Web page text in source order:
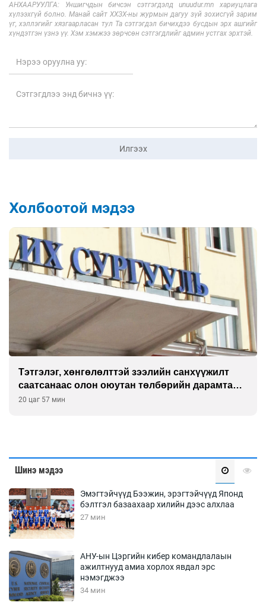
АНХААРУУЛГА: Уншигчдын бичсэн сэтгэгдэлд unuudur.mn хариуцлага
хүлээхгүй болно. Манай сайт ХХЗХ-ны журмын дагуу зүй зохисгүй зарим
үг, хэллэгийг хязгаарласан тул Та сэтгэгдэл бичихдээ бусдын эрх ашгийг
хүндэтгэн үзнэ үү. Хэм хэмжээ зөрчсөн сэтгэгдлийг админ устгах эрхтэй.
Илгээх
Холбоотой мэдээ
Тэтгэлэг, хөнгөлөлттэй зээлийн санхүүжилт
саатсанаас олон оюутан төлбөрийн дарамтад
оров
20 цаг 57 мин
Шинэ мэдээ
Эмэгтэйчүүд Бээжин, эрэгтэйчүүд Японд
бэлтгэл базаахаар хилийн дээс алхлаа
27 мин
АНУ-ын Цэргийн кибер командлалаын
ажилтнууд амиа хорлох явдал эрс
нэмэгджээ
34 мин